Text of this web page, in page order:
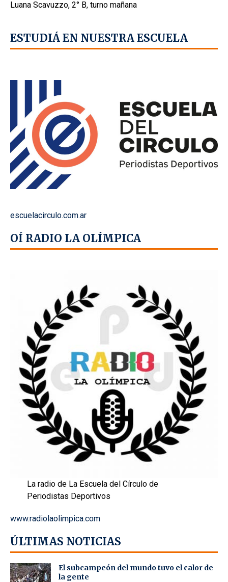
Luana Scavuzzo, 2° B, turno mañana
ESTUDIÁ EN NUESTRA ESCUELA
escuelacirculo.com.ar
OÍ RADIO LA OLÍMPICA
La radio de La Escuela del Círculo de
Periodistas Deportivos
www.radiolaolimpica.com
ÚLTIMAS NOTICIAS
El subcampeón del mundo tuvo el calor de
la gente